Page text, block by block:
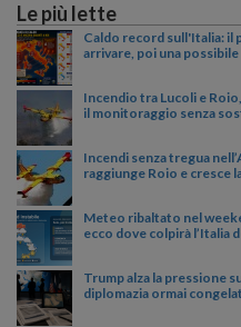
Le più lette
Caldo record sull'Italia: il
arrivare, poi una
Incendio tra Lucoli e
il monitoraggio senza
Incendi senza tregua
raggiunge Roio e cresce
Meteo ribaltato nel
ecco dove colpirà l’Italia
Trump alza la pressione
diplomazia ormai